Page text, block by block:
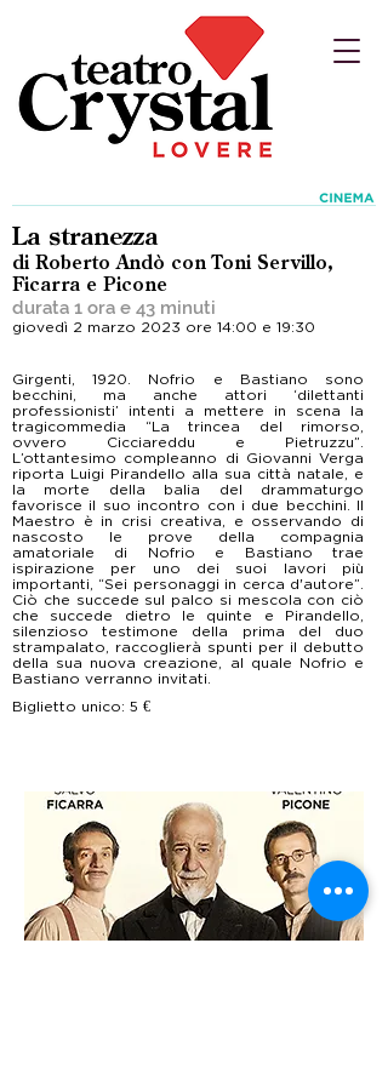
La stranezza
di Roberto Andò con Toni Servillo,
Ficarra e Picone
durata 1 ora e 43 minuti
giovedì 2 marzo 2023 ore 14:00 e 19:30
Girgenti, 1920. Nofrio e Bastiano sono
becchini, ma anche attori ‘dilettanti
professionisti’ intenti a mettere in scena la
tragicommedia “La trincea del rimorso,
ovvero Cicciareddu e Pietruzzu”.
L’ottantesimo compleanno di Giovanni Verga
riporta Luigi Pirandello alla sua città natale, e
la morte della balia del drammaturgo
favorisce il suo incontro con i due becchini. Il
Maestro è in crisi creativa, e osservando di
nascosto le prove della compagnia
amatoriale di Nofrio e Bastiano trae
ispirazione per uno dei suoi lavori più
importanti, “Sei personaggi in cerca d'autore”.
Ciò che succede sul palco si mescola con ciò
che succede dietro le quinte e Pirandello,
silenzioso testimone della prima del duo
strampalato, raccoglierà spunti per il debutto
della sua nuova creazione, al quale Nofrio e
Bastiano verranno invitati.
Biglietto unico: 5 €